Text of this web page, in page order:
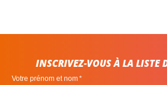
INSCRIVEZ-VOUS À LA LISTE
Votre prénom et nom